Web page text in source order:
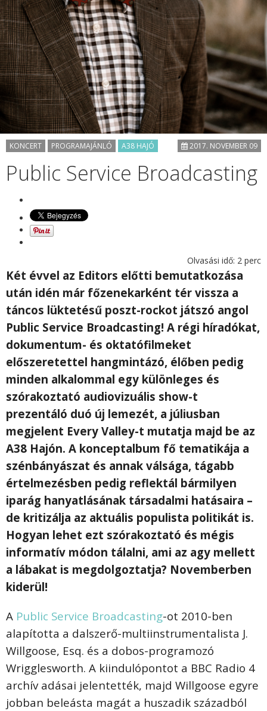
KONCERT PROGRAMAJÁNLÓ A38 HAJÓ 2017. NOVEMBER 09
Public Service Broadcasting
Olvasási idő: 2 perc
Két évvel az Editors előtti bemutatkozása
után idén már főzenekarként tér vissza a
táncos lüktetésű poszt-rockot játszó angol
Public Service Broadcasting! A régi híradókat,
dokumentum- és oktatófilmeket
előszeretettel hangmintázó, élőben pedig
minden alkalommal egy különleges és
szórakoztató audiovizuális show-t
prezentáló duó új lemezét, a júliusban
megjelent Every Valley-t mutatja majd be az
A38 Hajón. A konceptalbum fő tematikája a
szénbányászat és annak válsága, tágabb
értelmezésben pedig reflektál bármilyen
iparág hanyatlásának társadalmi hatásaira –
de kritizálja az aktuális populista politikát is.
Hogyan lehet ezt szórakoztató és mégis
informatív módon tálalni, ami az agy mellett
a lábakat is megdolgoztatja? Novemberben
kiderül!
A Public Service Broadcasting-ot 2010-ben
alapította a dalszerő-multiinstrumentalista J.
Willgoose, Esq. és a dobos-programozó
Wrigglesworth. A kiindulópontot a BBC Radio 4
archív adásai jelentették, majd Willgoose egyre
jobban beleásta magát a huszadik századból